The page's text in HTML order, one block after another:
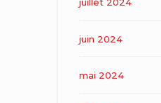
juin 2024
mai 2024